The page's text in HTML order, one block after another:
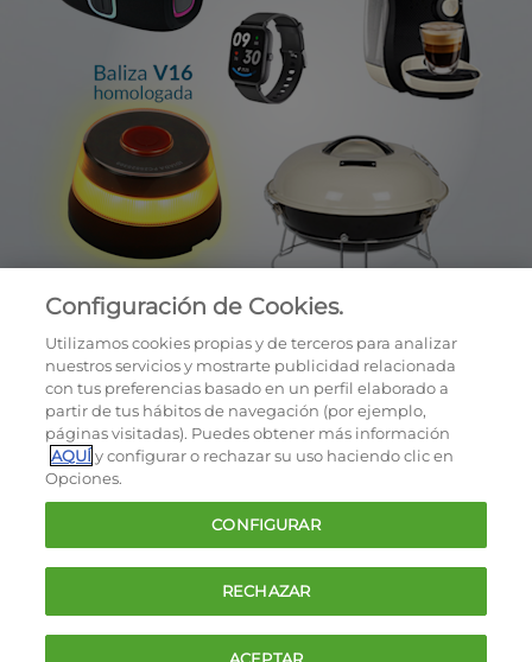
Cookies
Política de privacidad
Términos y condiciones de la oferta
Contacto
FAQ
Configuración de Cookies.
Utilizamos cookies propias y de terceros para analizar
nuestros servicios y mostrarte publicidad relacionada
con tus preferencias basado en un perfil elaborado a
partir de tus hábitos de navegación (por ejemplo,
páginas visitadas). Puedes obtener más información
AQUÍy configurar o rechazar su uso haciendo clic en
Opciones.
CONFIGURAR
RECHAZAR